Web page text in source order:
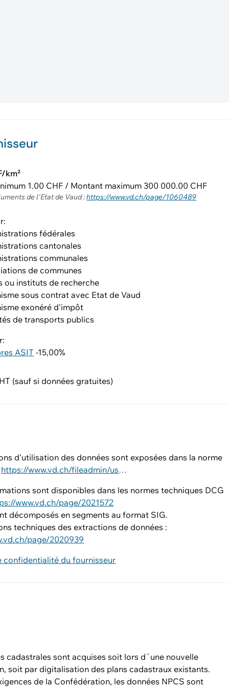
km²
1.00 CHF / Montant maximum 300 000.00 CHF
de l'Etat de Vaud :https://www.vd.ch/page/1060489
fédérales
cantonales
communales
de communes
ou instituts de recherche
sous contrat avec Etat de Vaud
exonéré d'impôt
de transports publics
ASIT -15,00%
(sauf si données gratuites)
d'utilisation des données sont exposées dans la norme
https://www.vd.ch/fileadmin/user_upload/dinf/8000/8401.pdf
sont disponibles dans les normes techniques DCG
www.vd.ch/page/2021572
décomposés en segments au format SIG.
techniques des extractions de données :
page/2020939
confidentialité du fournisseur
cadastrales sont acquises soit lors d´une nouvelle
soit par digitalisation des plans cadastraux existants.
de la Confédération, les données NPCS sont